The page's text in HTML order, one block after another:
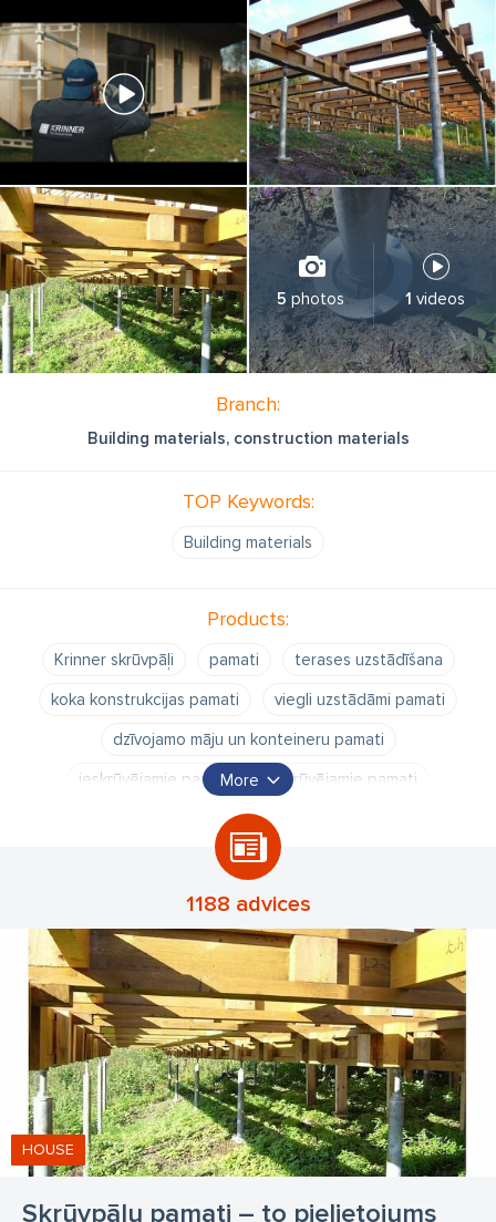
5 photos 1 videos
Branch:
Building materials, construction materials
TOP Keywords:
Building materials
Products:
Krinner skrūvpāļi pamati
terases uzstādīšana
koka konstrukcijas pamati
viegli uzstādāmi pamati
dzīvojamo māju un konteineru pamati
ieskrūvējamie pamati
izskrūvējamie pamati
ātri uzstādāmie pamati
bērnu laukumu pamati
nojumes pamati
šķūnīšu pamati
dārza mājiņas pamati
pamati pirtīm
pamati baļļām
būvkonstrukcijas
koka rāmju konstrukcijas
Krinner
skrūvpāļu pamati
skrūvpāļu pamatu izmaksas
skrūvpāļu pamatu cenas
More
1188 advices
Skrūvpāļu pamati – to pielietojums
HOUSE